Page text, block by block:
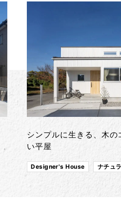
シンプルに生きる、木の
い平屋
Designer's House ナチュ